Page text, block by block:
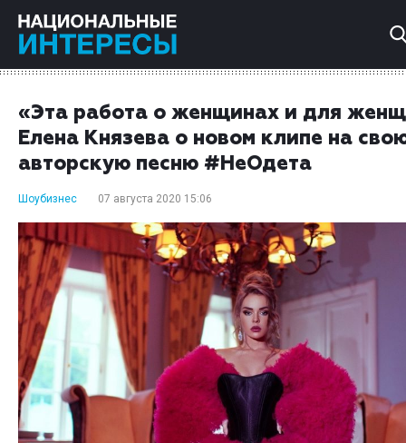
«Эта работа о женщинах и для
Елена Князева о новом клипе на
авторскую песню #НеОдета
Шоубизнес 07 августа 2020 15:06